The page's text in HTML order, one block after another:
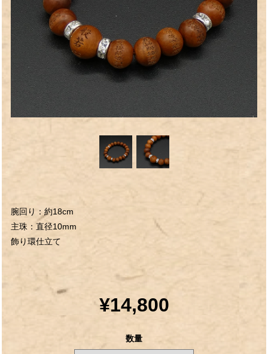
腕回り：約18cm
主珠：直径10mm
飾り環仕立て
¥14,800
数量